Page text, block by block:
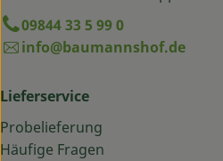
09844 33 5 99 0
info@baumannshof.de
Lieferservice
Probelieferung
Häufige Fragen